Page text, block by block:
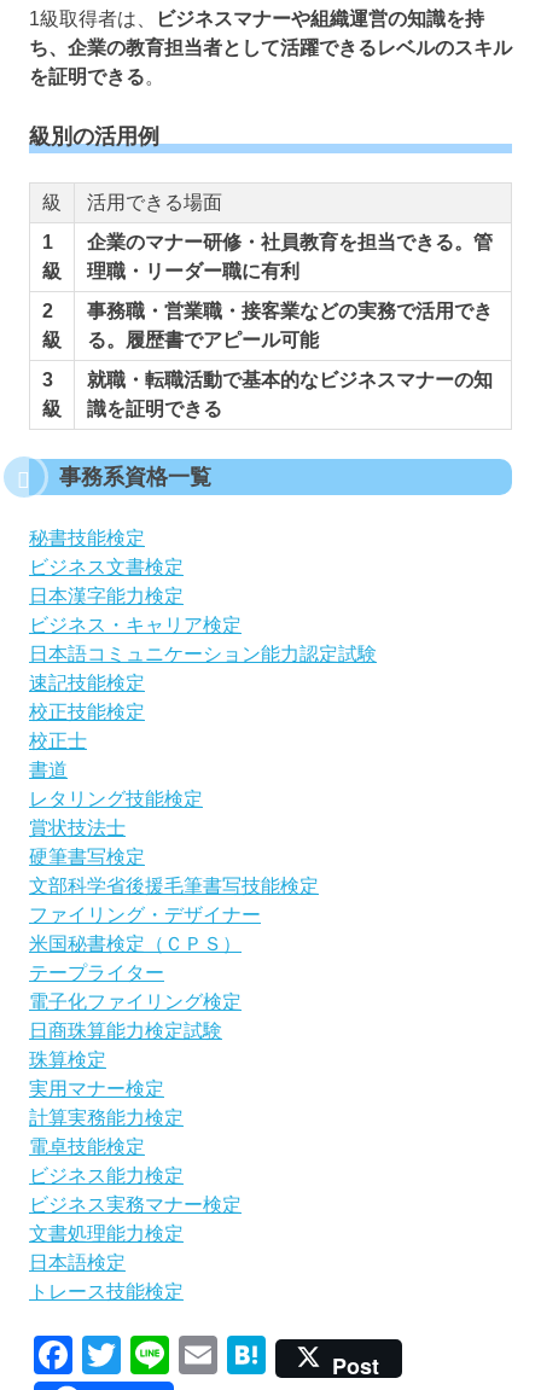
1級取得者は、
ビジネスマナーや組織運営の知識を持
ち、企業の教育担当者として活躍できるレベルのスキル
を証明できる。
級別の活用例
級
活用できる場面
1
級
企業のマナー研修・社員教育を担当できる。管
理職・リーダー職に有利
2
級
事務職・営業職・接客業などの実務で活用でき
る。履歴書でアピール可能
3
級
就職・転職活動で基本的なビジネスマナーの知
識を証明できる
事務系資格一覧
秘書技能検定
ビジネス文書検定
日本漢字能力検定
ビジネス・キャリア検定
日本語コミュニケーション能力認定試験
速記技能検定
校正技能検定
校正士
書道
レタリング技能検定
賞状技法士
硬筆書写検定
文部科学省後援毛筆書写技能検定
ファイリング・デザイナー
米国秘書検定（ＣＰＳ）
テープライター
電子化ファイリング検定
日商珠算能力検定試験
珠算検定
実用マナー検定
計算実務能力検定
電卓技能検定
ビジネス能力検定
ビジネス実務マナー検定
文書処理能力検定
日本語検定
トレース技能検定
Facebook
TwitterLineEmailHatena
Post